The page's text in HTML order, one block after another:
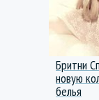
Бритни
новую
белья